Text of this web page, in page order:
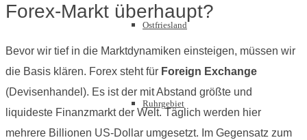
Ostfriesland
Ruhrgebiet
Forex-Markt überhaupt?
Bevor wir tief in die Marktdynamiken einsteigen, müssen wir
die Basis klären. Forex steht für Foreign Exchange
(Devisenhandel). Es ist der mit Abstand größte und
liquideste Finanzmarkt der Welt. Täglich werden hier
mehrere Billionen US-Dollar umgesetzt. Im Gegensatz zum